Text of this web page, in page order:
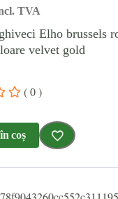
TVA
Elho brussels
velvet gold
( 0 )
coș